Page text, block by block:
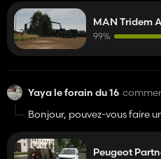
MAN Tridem
99%
Yaya le forain du 16
Bonjour, pouvez-vous faire
plaît
Peugeot